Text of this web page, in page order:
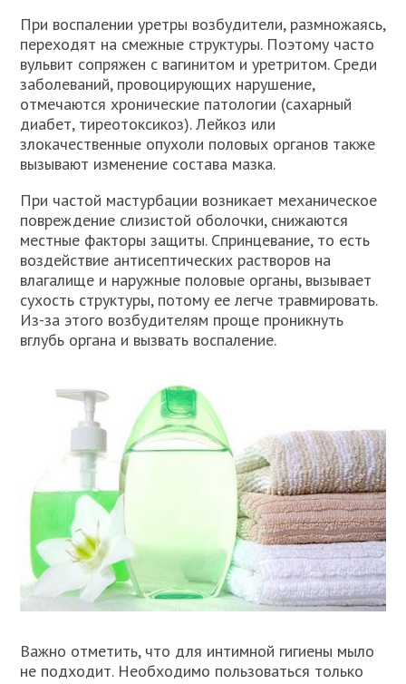
При воспалении уретры возбудители, размножаясь,
переходят на смежные структуры. Поэтому часто
вульвит сопряжен с вагинитом и уретритом. Среди
заболеваний, провоцирующих нарушение,
отмечаются хронические патологии (сахарный
диабет, тиреотоксикоз). Лейкоз или
злокачественные опухоли половых органов также
вызывают изменение состава мазка.
При частой мастурбации возникает механическое
повреждение слизистой оболочки, снижаются
местные факторы защиты. Спринцевание, то есть
воздействие антисептических растворов на
влагалище и наружные половые органы, вызывает
сухость структуры, потому ее легче травмировать.
Из-за этого возбудителям проще проникнуть
вглубь органа и вызвать воспаление.
Важно отметить, что для интимной гигиены мыло
не подходит. Необходимо пользоваться только